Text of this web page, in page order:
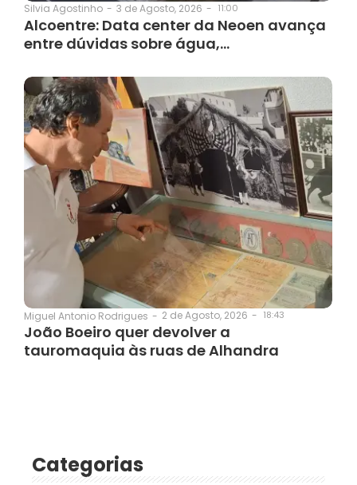
Silvia Agostinho - 3 de Agosto, 2026 - 11:00
Alcoentre: Data center da Neoen avança
entre dúvidas sobre água,…
Miguel Antonio Rodrigues - 2 de Agosto, 2026 - 18:43
João Boeiro quer devolver a
tauromaquia às ruas de Alhandra
Categorias